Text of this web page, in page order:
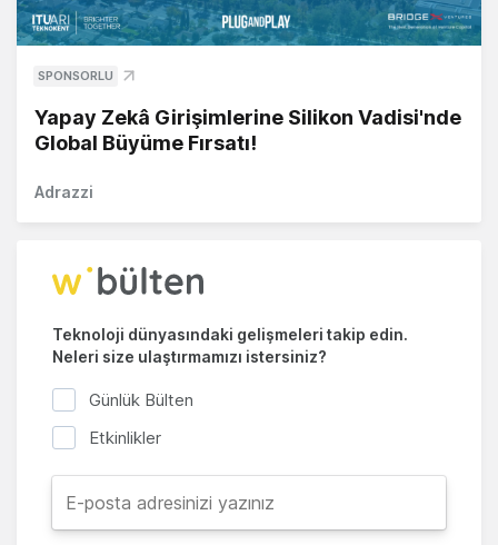
SPONSORLU
Yapay Zekâ Girişimlerine Silikon Vadisi'nde
Global Büyüme Fırsatı!
Adrazzi
Teknoloji dünyasındaki gelişmeleri takip edin.
Neleri size ulaştırmamızı istersiniz?
Günlük Bülten
Etkinlikler